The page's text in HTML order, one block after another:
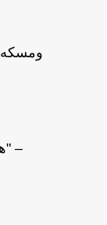
ومسكه
–